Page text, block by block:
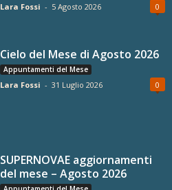
Lara Fossi - 5 Agosto 2026 0
Cielo del Mese di Agosto 2026
Appuntamenti del Mese
Lara Fossi - 31 Luglio 2026 0
SUPERNOVAE aggiornamenti
del mese – Agosto 2026